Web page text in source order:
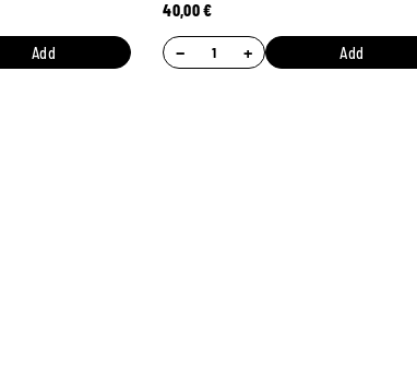
Add
40,00€
− + Add